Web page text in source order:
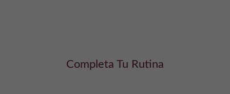
Completa Tu Rutina